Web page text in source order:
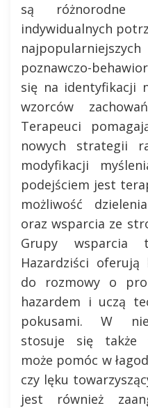
są różnorodne
indywidualnych
poznawczo-
się na identyfikacji
wzorców
Terapeuci
nowych strategii
modyfikacji
podejściem jest
możliwość
oraz wsparcia ze
Grupy wsparcia
Hazardziści oferują
do rozmowy o
hazardem i uczą
pokusami. W
stosuje się także
może pomóc w
czy lęku
jest również